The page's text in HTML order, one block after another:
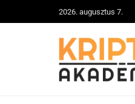
2026. augusztus 7.